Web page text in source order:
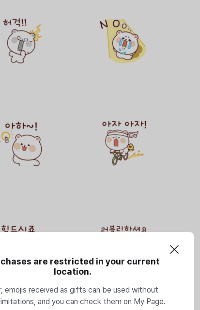
are restricted in your current
location.
emojis received as gifts can be used without
and you can check them on My Page.